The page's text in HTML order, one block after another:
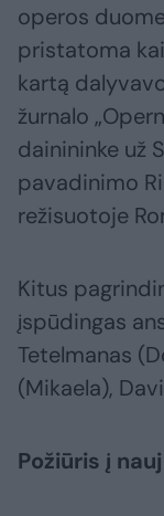
operos
pristatoma
kartą
žurnalo
dainininke už
pavadinimo
režisuotoje
Kitus
įspūdingas
Tetelmanas
(Mikaela),
Požiūris į